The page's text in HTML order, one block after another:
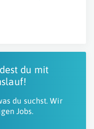
du mit
du suchst. Wir
Jobs.